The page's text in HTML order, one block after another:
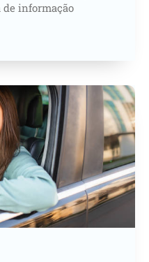
de informação